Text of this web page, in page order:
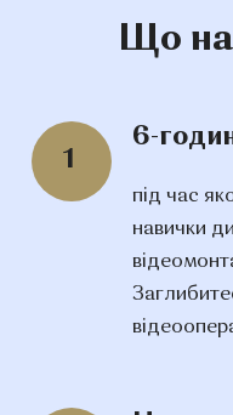
Що на
1
6-
під час
навички